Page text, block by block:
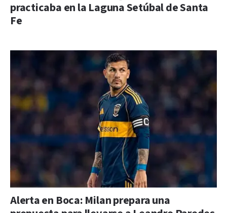
practicaba en la Laguna Setúbal de Santa
Fe
Alerta en Boca: Milan prepara una